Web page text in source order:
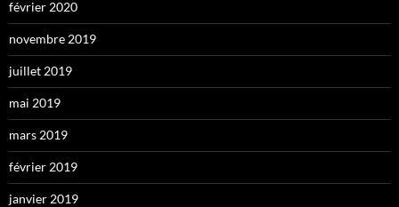
février 2020
novembre 2019
juillet 2019
mai 2019
mars 2019
février 2019
janvier 2019